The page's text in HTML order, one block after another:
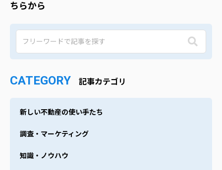
ちらから
CATEGORY 記事カテゴリ
新しい不動産の使い手たち
調査・マーケティング
知識・ノウハウ